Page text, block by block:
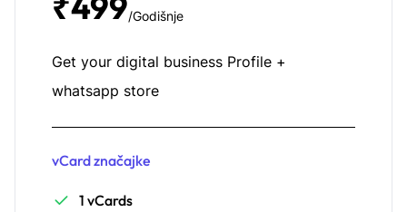
/Godišnje
Get your digital business Profile +
whatsapp store
vCard značajke
1 vCards